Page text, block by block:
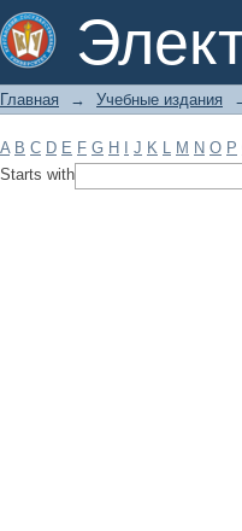
Filter by: Subject
Главная → Учебные издания
A B C D E F G H J K L M N O P
Starts with